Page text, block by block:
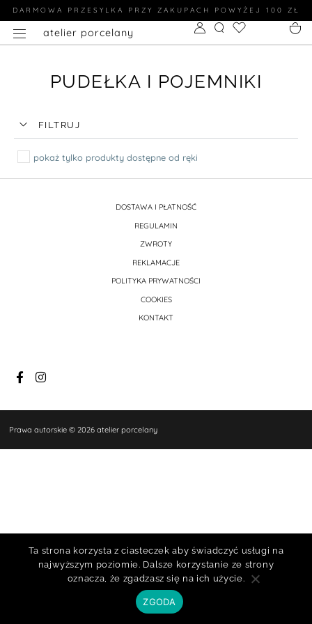
DARMOWA PRZESYLKA PRZY ZAKUPACH POWYŻEJ 100 ZŁ
atelier porcelany
PUDEŁKA I POJEMNIKI
FILTRUJ
pokaż tylko produkty dostępne od ręki
DOSTAWA I PŁATNOŚĆ
REGULAMIN
ZWROTY
REKLAMACJE
POLITYKA PRYWATNOŚCI
COOKIES
KONTAKT
Prawa autorskie © 2026 atelier porcelany
Ta strona korzysta z ciasteczek aby świadczyć usługi na
najwyższym poziomie. Dalsze korzystanie ze strony
oznacza, że zgadzasz się na ich użycie.
ZGODA